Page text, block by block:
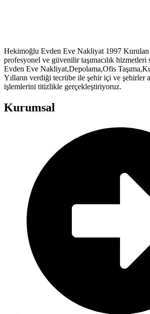
Hekimoğlu Evden Eve Nakliyat 1997 Kurulan
profesyonel ve güvenilir taşımacılık
Evden Eve Nakliyat,Depolama,Ofis
Yılların verdiği tecrübe ile şehir içi ve şehirler
işlemlerini titizlikle gerçekleştiriyoruz.
Kurumsal